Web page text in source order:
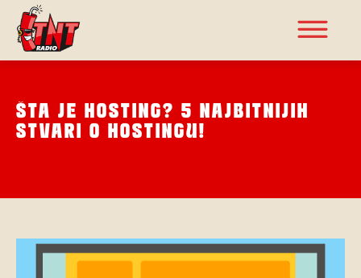
ŠTA JE HOSTING? 5 NAJBITNIJIH
STVARI O HOSTINGU!